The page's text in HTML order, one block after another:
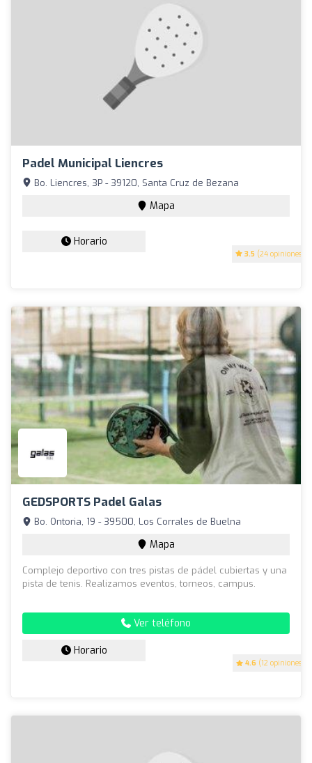
Padel Municipal Liencres
3.5 (24 opiniones)
Bo. Liencres, 3P - 39120, Santa Cruz de Bezana
Mapa
Horario
GEDSPORTS Padel Galas
4.6 (12 opiniones)
Bo. Ontoria, 19 - 39500, Los Corrales de Buelna
Mapa
Complejo deportivo con tres pistas de pádel cubiertas y una
pista de tenis. Realizamos eventos, torneos, campus.
Ver teléfono
Horario